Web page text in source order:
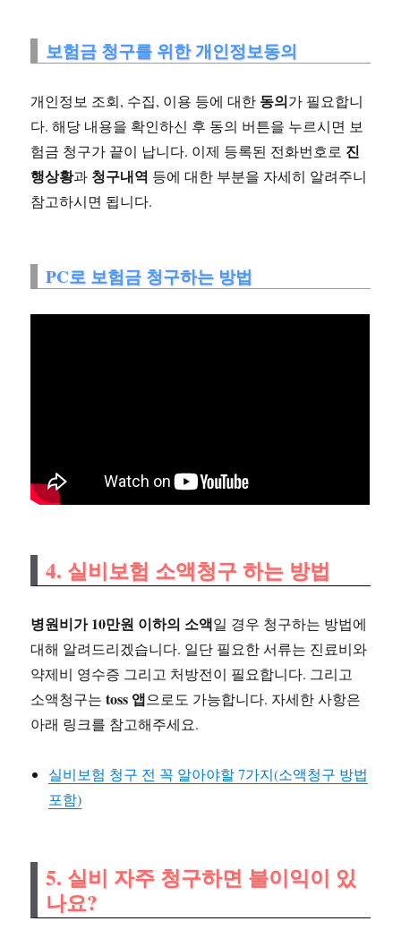
보험금 청구를 위한 개인정보동의
개인정보 조회, 수집, 이용 등에 대한 동의가 필요합니
다. 해당 내용을 확인하신 후 동의 버튼을 누르시면 보
험금 청구가 끝이 납니다. 이제 등록된 전화번호로 진
행상황과 청구내역 등에 대한 부분을 자세히 알려주니
참고하시면 됩니다.
PC로 보험금 청구하는 방법
4. 실비보험 소액청구 하는 방법
병원비가 10만원 이하의 소액일 경우 청구하는 방법에
대해 알려드리겠습니다. 일단 필요한 서류는 진료비와
약제비 영수증 그리고 처방전이 필요합니다. 그리고
소액청구는toss 앱으로도 가능합니다. 자세한 사항은
아래 링크를 참고해주세요.
실비보험 청구 전 꼭 알아야할 7가지(소액청구 방법
포함)
5. 실비 자주 청구하면 불이익이 있
나요?